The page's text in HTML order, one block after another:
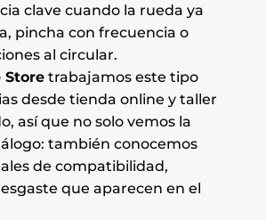
clave cuando la rueda ya
pincha con frecuencia o
al circular.
Storetrabajamos este tipo
desde tienda online y taller
así que no solo vemos la
también conocemos
de compatibilidad,
que aparecen en el